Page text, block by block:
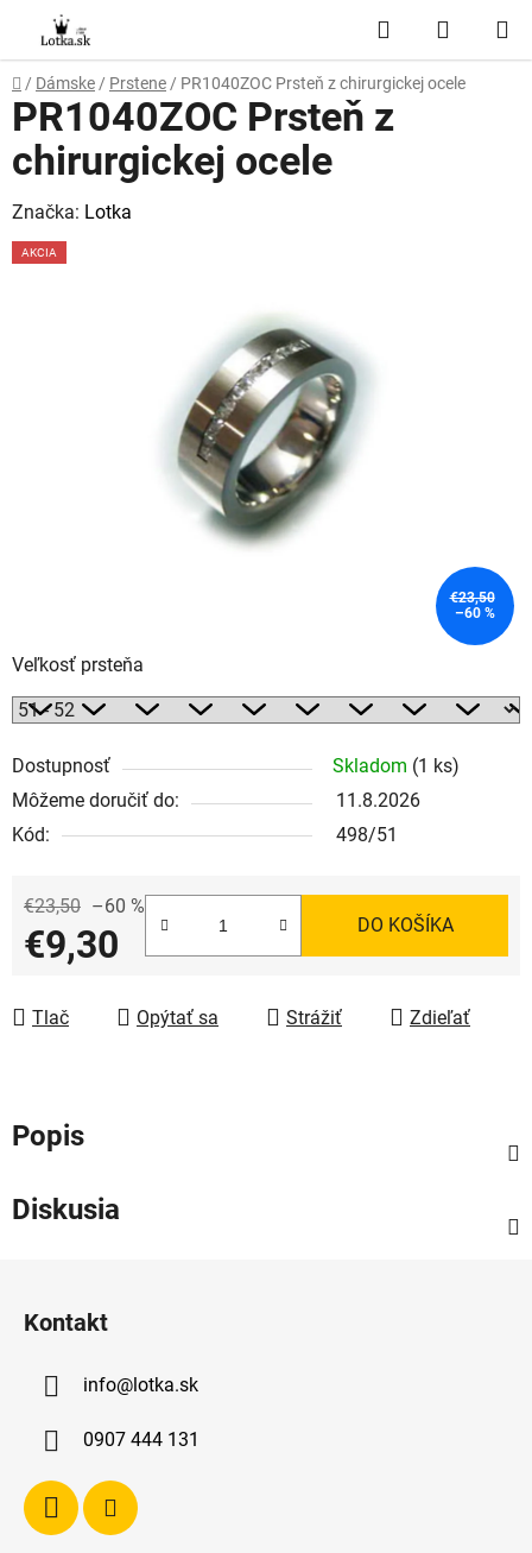
obsah
Hľadať
KOŠÍK
Domov
/ Dámske / Prstene / PR1040ZOC Prsteň z chirurgickej ocele
Veľkosť prsteňa
Dostupnosť Skladom (1 ks)
Môžeme doručiť do:
11.8.2026
Kód:
498/51
€23,50 –60 %
€9,30 DO KOŠÍKA
Tlač Opýtať sa Strážiť Zdieľať
PR1040ZOC Prsteň z
chirurgickej ocele
Značka: Lotka
AKCIA
€23,50
–60 %
Popis
Diskusia
Kontakt
info@lotka.sk
0907 444 131